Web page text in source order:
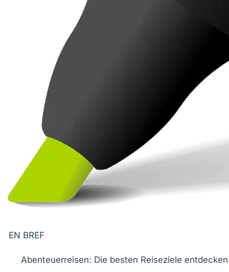
EN BREF
Abenteuerreisen: Die besten Reiseziele entdecken